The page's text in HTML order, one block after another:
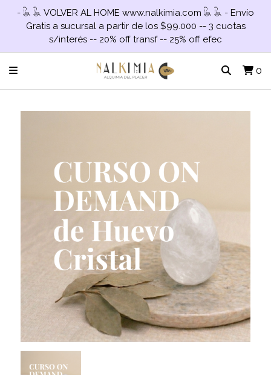
- 𓆘 𓆘 VOLVER AL HOME www.nalkimia.com 𓆘 𓆘 - Envío
Gratis a sucursal a partir de los $99.000 -- 3 cuotas
s/interés -- 20% off transf -- 25% off efec
0